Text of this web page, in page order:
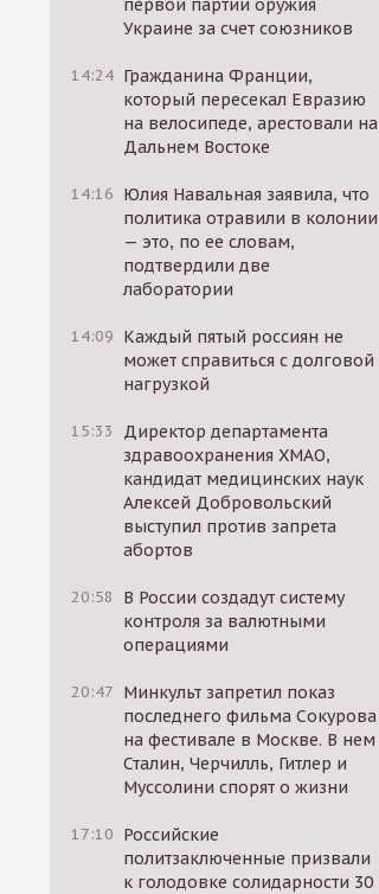
первой партии оружия
Украине за счет союзников
14:24 Гражданина Франции,
который пересекал Евразию
на велосипеде, арестовали на
Дальнем Востоке
14:16 Юлия Навальная заявила, что
политика отравили в колонии
— это, по ее словам,
подтвердили две
лаборатории
14:09 Каждый пятый россиян не
может справиться с долговой
нагрузкой
15:33
Директор департамента
здравоохранения ХМАО,
кандидат медицинских наук
Алексей Добровольский
выступил против запрета
абортов
20:58
В России создадут систему
контроля за валютными
операциями
20:47 Минкульт запретил показ
последнего фильма Сокурова
на фестивале в Москве. В нем
Сталин, Черчилль, Гитлер и
Муссолини спорят о жизни
17:10 Российские
политзаключенные призвали
к голодовке солидарности 30